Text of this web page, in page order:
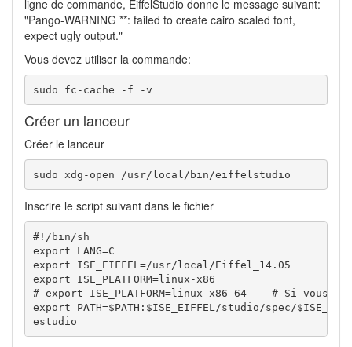
ligne de commande, EiffelStudio donne le message suivant:
"Pango-WARNING **: failed to create cairo scaled font,
expect ugly output."
Vous devez utiliser la commande:
sudo fc-cache -f -v
Créer un lanceur
Créer le lanceur
sudo xdg-open /usr/local/bin/eiffelstudio
Inscrire le script suivant dans le fichier
#!/bin/sh
export LANG=C
export ISE_EIFFEL=/usr/local/Eiffel_14.05
export ISE_PLATFORM=linux-x86
# export ISE_PLATFORM=linux-x86-64    # Si vous
export PATH=$PATH:$ISE_EIFFEL/studio/spec/
estudio